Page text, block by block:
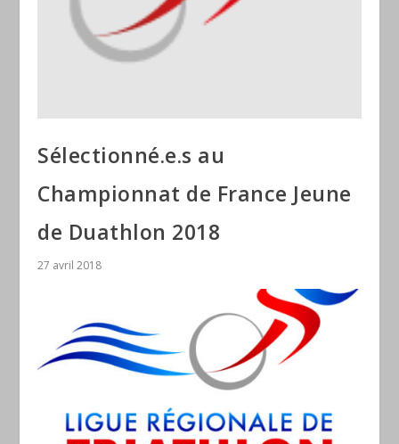
Sélectionné.e.s au
Championnat de France Jeune
de Duathlon 2018
27 avril 2018